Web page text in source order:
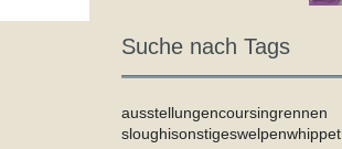
Suche nach Tags
ausstellungencoursingrennen
sloughisonstigeswelpenwhippet